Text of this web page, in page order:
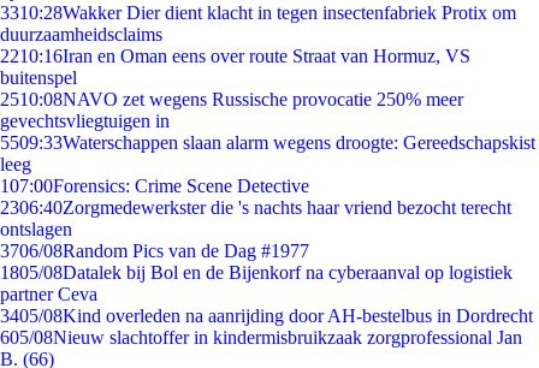
3310:28Wakker Dier dient klacht in tegen insectenfabriek Protix om
duurzaamheidsclaims
2210:16Iran en Oman eens over route Straat van Hormuz, VS
buitenspel
2510:08NAVO zet wegens Russische provocatie 250% meer
gevechtsvliegtuigen in
5509:33Waterschappen slaan alarm wegens droogte: Gereedschapskist
leeg
107:00Forensics: Crime Scene Detective
2306:40Zorgmedewerkster die 's nachts haar vriend bezocht terecht
ontslagen
3706/08Random Pics van de Dag #1977
1805/08Datalek bij Bol en de Bijenkorf na cyberaanval op logistiek
partner Ceva
3405/08Kind overleden na aanrijding door AH-bestelbus in Dordrecht
605/08Nieuw slachtoffer in kindermisbruikzaak zorgprofessional Jan
B. (66)